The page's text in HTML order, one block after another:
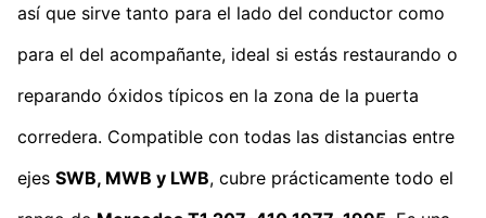
así que sirve tanto para el lado del conductor como
para el del acompañante, ideal si estás restaurando o
reparando óxidos típicos en la zona de la puerta
corredera. Compatible con todas las distancias entre
ejes SWB, MWB y LWB, cubre prácticamente todo el